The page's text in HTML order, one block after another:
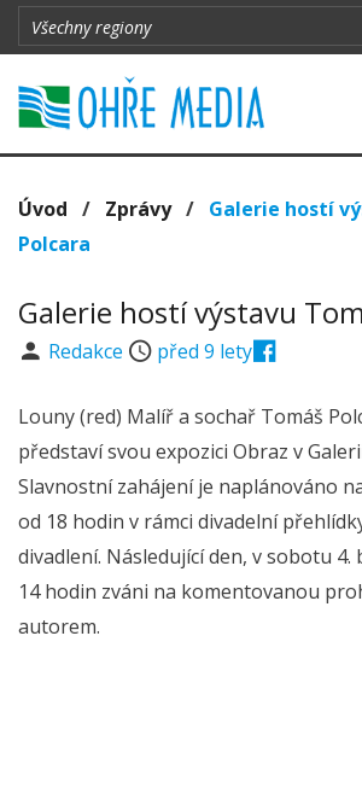
Úvod / Zprávy/ Galerie hostí
Polcara
Galerie hostí výstavu
Redakce před 9 lety
Louny (red) Malíř a sochař Tomáš
představí svou expozici Obraz v
Slavnostní zahájení je naplánováno
od 18 hodin v rámci divadelní
divadlení. Následující den, v sobotu 4.
14 hodin zváni na komentovanou
autorem.